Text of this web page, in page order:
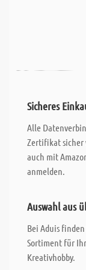
Sicheres
Alle
Zertifikat sicher
auch mit
anmelden.
Auswahl aus
Bei Aduis
Sortiment für
Kreativhobby.